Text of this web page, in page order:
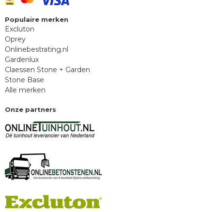
Populaire merken
Excluton
Oprey
Onlinebestrating.nl
Gardenlux
Claessen Stone + Garden
Stone Base
Alle merken
Onze partners